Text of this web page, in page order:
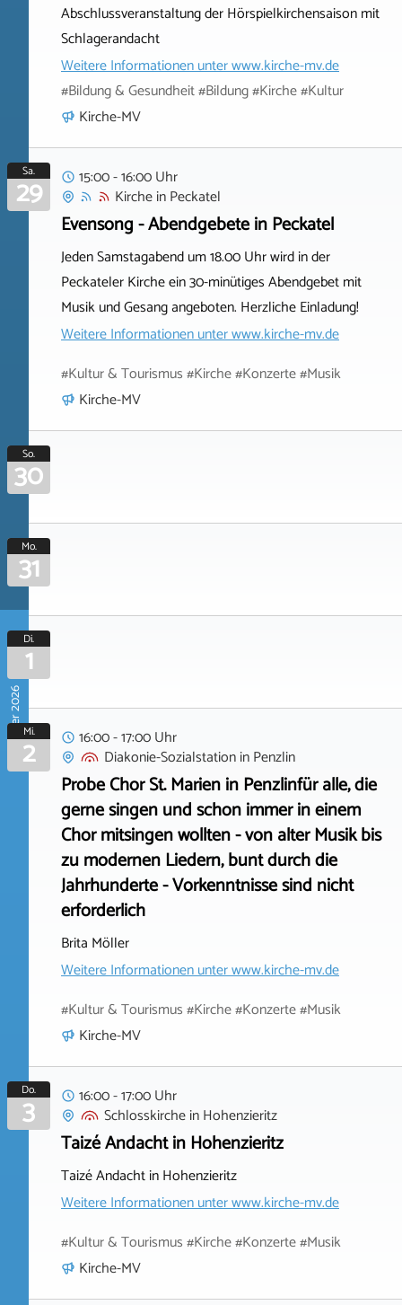
Abschlussveranstaltung der Hörspielkirchensaison mit
Schlagerandacht
Weitere Informationen unterwww.kirche-mv.de
#Bildung & Gesundheit #Bildung #Kirche #Kultur
Kirche-MV
Sa.
29
15:00 - 16:00 Uhr
KircheinPeckatel
Evensong - Abendgebete in Peckatel
Jeden Samstagabend um 18.00 Uhr wird in der
Peckateler Kirche ein 30-minütiges Abendgebet mit
Musik und Gesang angeboten. Herzliche Einladung!
Weitere Informationen unterwww.kirche-mv.de
#Kultur & Tourismus #Kirche #Konzerte #Musik
Kirche-MV
So.
30
Mo.
31
September 2026
Di.
1
Mi.
2
16:00 - 17:00 Uhr
Diakonie-SozialstationinPenzlin
Probe Chor St. Marien in Penzlinfür alle, die
gerne singen und schon immer in einem
Chor mitsingen wollten - von alter Musik bis
zu modernen Liedern, bunt durch die
Jahrhunderte - Vorkenntnisse sind nicht
erforderlich
Brita Möller
Weitere Informationen unterwww.kirche-mv.de
#Kultur & Tourismus #Kirche #Konzerte #Musik
Kirche-MV
Do.
3
16:00 - 17:00 Uhr
SchlosskircheinHohenzieritz
Taizé Andacht in Hohenzieritz
Taizé Andacht in Hohenzieritz
Weitere Informationen unterwww.kirche-mv.de
#Kultur & Tourismus #Kirche #Konzerte #Musik
Kirche-MV